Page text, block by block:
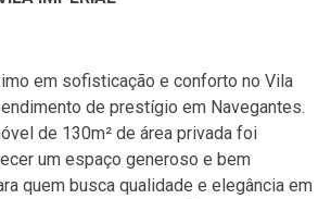
em sofisticação e conforto no Vila
de prestígio em Navegantes.
de 130m² de área privada foi
um espaço generoso e bem
quem busca qualidade e elegância em